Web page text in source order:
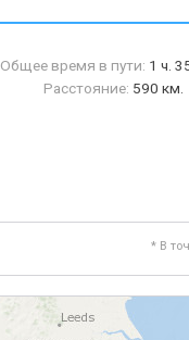
Общее время в пути: 1 ч.
Расстояние: 590 км.
* В